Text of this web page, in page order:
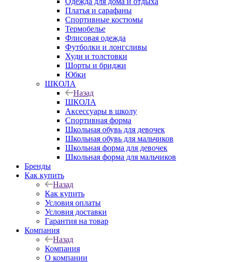
Платья и сарафаны
Спортивные костюмы
Термобелье
Флисовая одежда
Футболки и лонгсливы
Худи и толстовки
Шорты и бриджи
Юбки
ШКОЛА
Назад
ШКОЛА
Аксессуары в школу
Спортивная форма
Школьная обувь для девочек
Школьная обувь для мальчиков
Школьная форма для девочек
Школьная форма для мальчиков
Бренды
Как купить
Назад
Как купить
Условия оплаты
Условия доставки
Гарантия на товар
Компания
Назад
Компания
О компании